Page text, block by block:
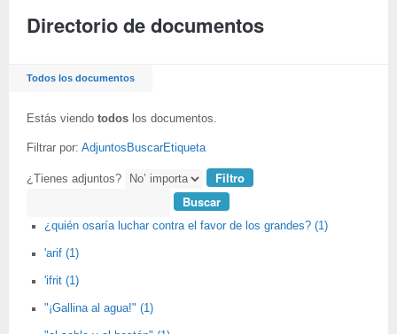
Directorio de documentos
Todos los documentos
Estás viendo todos los documentos.
Filtrar por: Adjuntos BuscarEtiqueta
¿Tienes adjuntos?
¿quién osaría luchar contra el favor de los grandes? (1)
'arif (1)
'ifrit (1)
"¡Gallina al agua!" (1)